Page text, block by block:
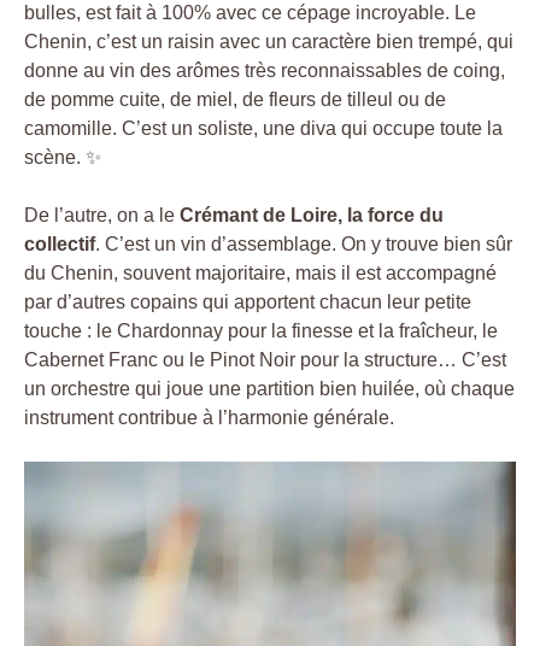
bulles, est fait à 100% avec ce cépage incroyable. Le
Chenin, c’est un raisin avec un caractère bien trempé, qui
donne au vin des arômes très reconnaissables de coing,
de pomme cuite, de miel, de fleurs de tilleul ou de
camomille. C’est un soliste, une diva qui occupe toute la
scène. ✨
De l’autre, on a le Crémant de Loire, la force du
collectif. C’est un vin d’assemblage. On y trouve bien sûr
du Chenin, souvent majoritaire, mais il est accompagné
par d’autres copains qui apportent chacun leur petite
touche : le Chardonnay pour la finesse et la fraîcheur, le
Cabernet Franc ou le Pinot Noir pour la structure… C’est
un orchestre qui joue une partition bien huilée, où chaque
instrument contribue à l’harmonie générale.